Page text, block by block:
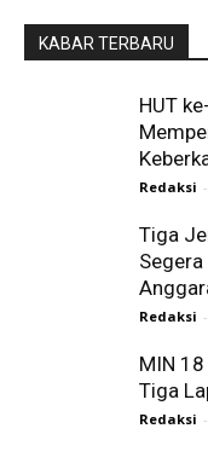
KABAR TERBARU
HUT
Redaksi -
Tiga
Redaksi -
MIN
Tiga
Redaksi -